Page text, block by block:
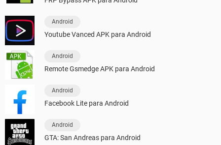
Android
Youtube Vanced APK para Android
Android
Remote Gsmedge APK para Android
Android
Facebook Lite para Android
Android
GTA: San Andreas para Android